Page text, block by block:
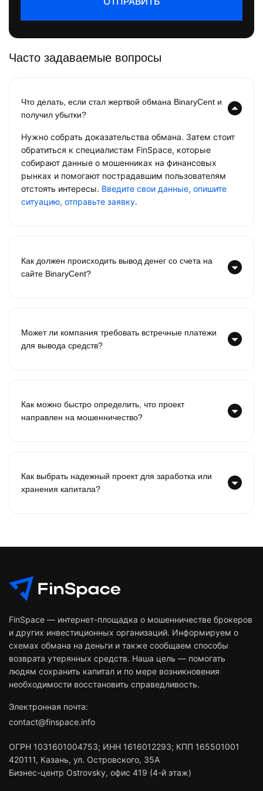
Часто задаваемые вопросы
Что делать, если стал жертвой обмана BinaryCent и
получил убытки?
Нужно собрать доказательства обмана. Затем стоит
обратиться к специалистам FinSpace, которые
собирают данные о мошенниках на финансовых
рынках и помогают пострадавшим пользователям
отстоять интересы. Введите свои данные, опишите
ситуацию, отправьте заявку.
Как должен происходить вывод денег со счета на
сайте BinaryCent?
Может ли компания требовать встречные платежи
для вывода средств?
Как можно быстро определить, что проект
направлен на мошенничество?
Как выбрать надежный проект для заработка или
хранения капитала?
FinSpace — интернет-площадка о мошенничестве брокеров
и других инвестиционных организаций. Информируем о
схемах обмана на деньги и также сообщаем способы
возврата утерянных средств. Наша цель — помогать
людям сохранить капитал и по мере возникновения
необходимости восстановить справедливость.
Электронная почта:
contact@finspace.info
ОГРН 1031601004753; ИНН 1616012293; КПП 165501001
420111, Казань, ул. Островского, 35А
Бизнес-центр Ostrovsky, офис 419 (4-й этаж)